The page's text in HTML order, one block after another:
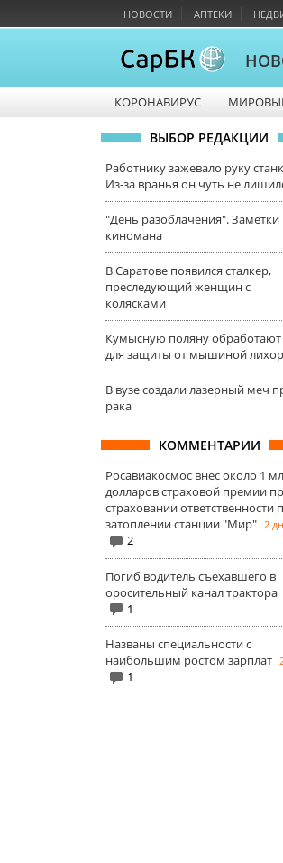
НОВОСТИ АПТЕКИ
КОРОНАВИРУС
ВЫБОР РЕДАКЦИИ
Работнику зажевало руку
Из-за вранья он чуть не
"День разоблачения". Заметки
киномана
В Саратове появился сталкер,
преследующий женщин с
колясками
Кумысную поляну
для защиты от мышиной
В вузе создали лазерный меч
рака
КОММЕНТАРИИ
Росавиакосмос внес около 1
долларов страховой премии
страховании ответственности
затоплении станции "Мир" 2
2
Погиб водитель съехавшего в
оросительный канал трактора
1
Названы специальности с
наибольшим ростом зарплат
1